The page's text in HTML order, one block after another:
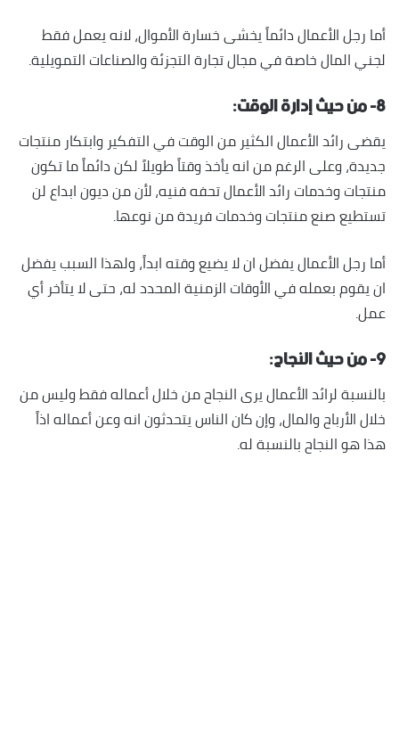
أما رجل الأعمال دائماً يخشى خسارة الأموال، لانه يعمل فقط
لجني المال خاصة في مجال تجارة التجزئة والصناعات التمويلية.
٨- من حيث إدارة الوقت:
يقضى رائد الأعمال الكثير من الوقت في التفكير وابتكار منتجات
جديدة، وعلى الرغم من انه يأخذ وقتاً طويلاً لكن دائماً ما تكون
منتجات وخدمات رائد الأعمال تحفه فنيه، لأن من ديون ابداع لن
تستطيع صنع منتجات وخدمات فريدة من نوعها.
أما رجل الأعمال يفضل ان لا يضيع وقته ابداً، ولهذا السبب يفضل
ان يقوم بعمله في الأوقات الزمنية المحدد له، حتى لا يتأخر أي
عمل.
٩- من حيث النجاح:
بالنسبة لرائد الأعمال يرى النجاح من خلال أعماله فقط وليس من
خلال الأرباح والمال، وإن كان الناس يتحدثون انه وعن أعماله اذاً
هذا هو النجاح بالنسبة له.